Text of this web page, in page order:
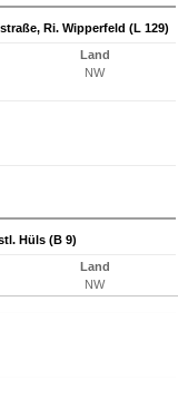
Ri. Wipperfeld (L 129)
Land
NW
Hüls (B 9)
Land
NW